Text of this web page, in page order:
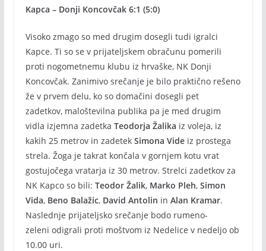
Kapca – Donji Koncovčak 6:1 (5:0)
Visoko zmago so med drugim dosegli tudi igralci
Kapce. Ti so se v prijateljskem obračunu pomerili
proti nogometnemu klubu iz hrvaške, NK Donji
Koncovčak. Zanimivo srečanje je bilo praktično rešeno
že v prvem delu, ko so domačini dosegli pet
zadetkov, maloštevilna publika pa je med drugim
vidla izjemna zadetka Teodorja Žalika iz voleja, iz
kakih 25 metrov in zadetek Simona Videiz prostega
strela. Žoga je takrat končala v gornjem kotu vrat
gostujočega vratarja iz 30 metrov. Strelci zadetkov za
NK Kapco so bili: Teodor Žalik, Marko Pleh, Simon
Vida, Beno Balažic, David Antolin in Alan Kramar.
Naslednje prijateljsko srečanje bodo rumeno-
zeleni odigrali proti moštvom iz Nedelice v nedeljo ob
10.00 uri.